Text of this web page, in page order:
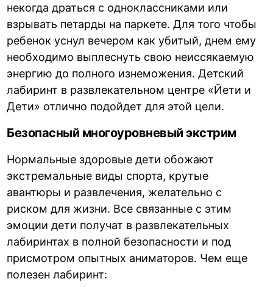
некогда драться с одноклассниками или
взрывать петарды на паркете. Для того чтобы
ребенок уснул вечером как убитый, днем ему
необходимо выплеснуть свою неиссякаемую
энергию до полного изнеможения. Детский
лабиринт в развлекательном центре «Йети и
Дети» отлично подойдет для этой цели.
Безопасный многоуровневый экстрим
Нормальные здоровые дети обожают
экстремальные виды спорта, крутые
авантюры и развлечения, желательно с
риском для жизни. Все связанные с этим
эмоции дети получат в развлекательных
лабиринтах в полной безопасности и под
присмотром опытных аниматоров. Чем еще
полезен лабиринт: